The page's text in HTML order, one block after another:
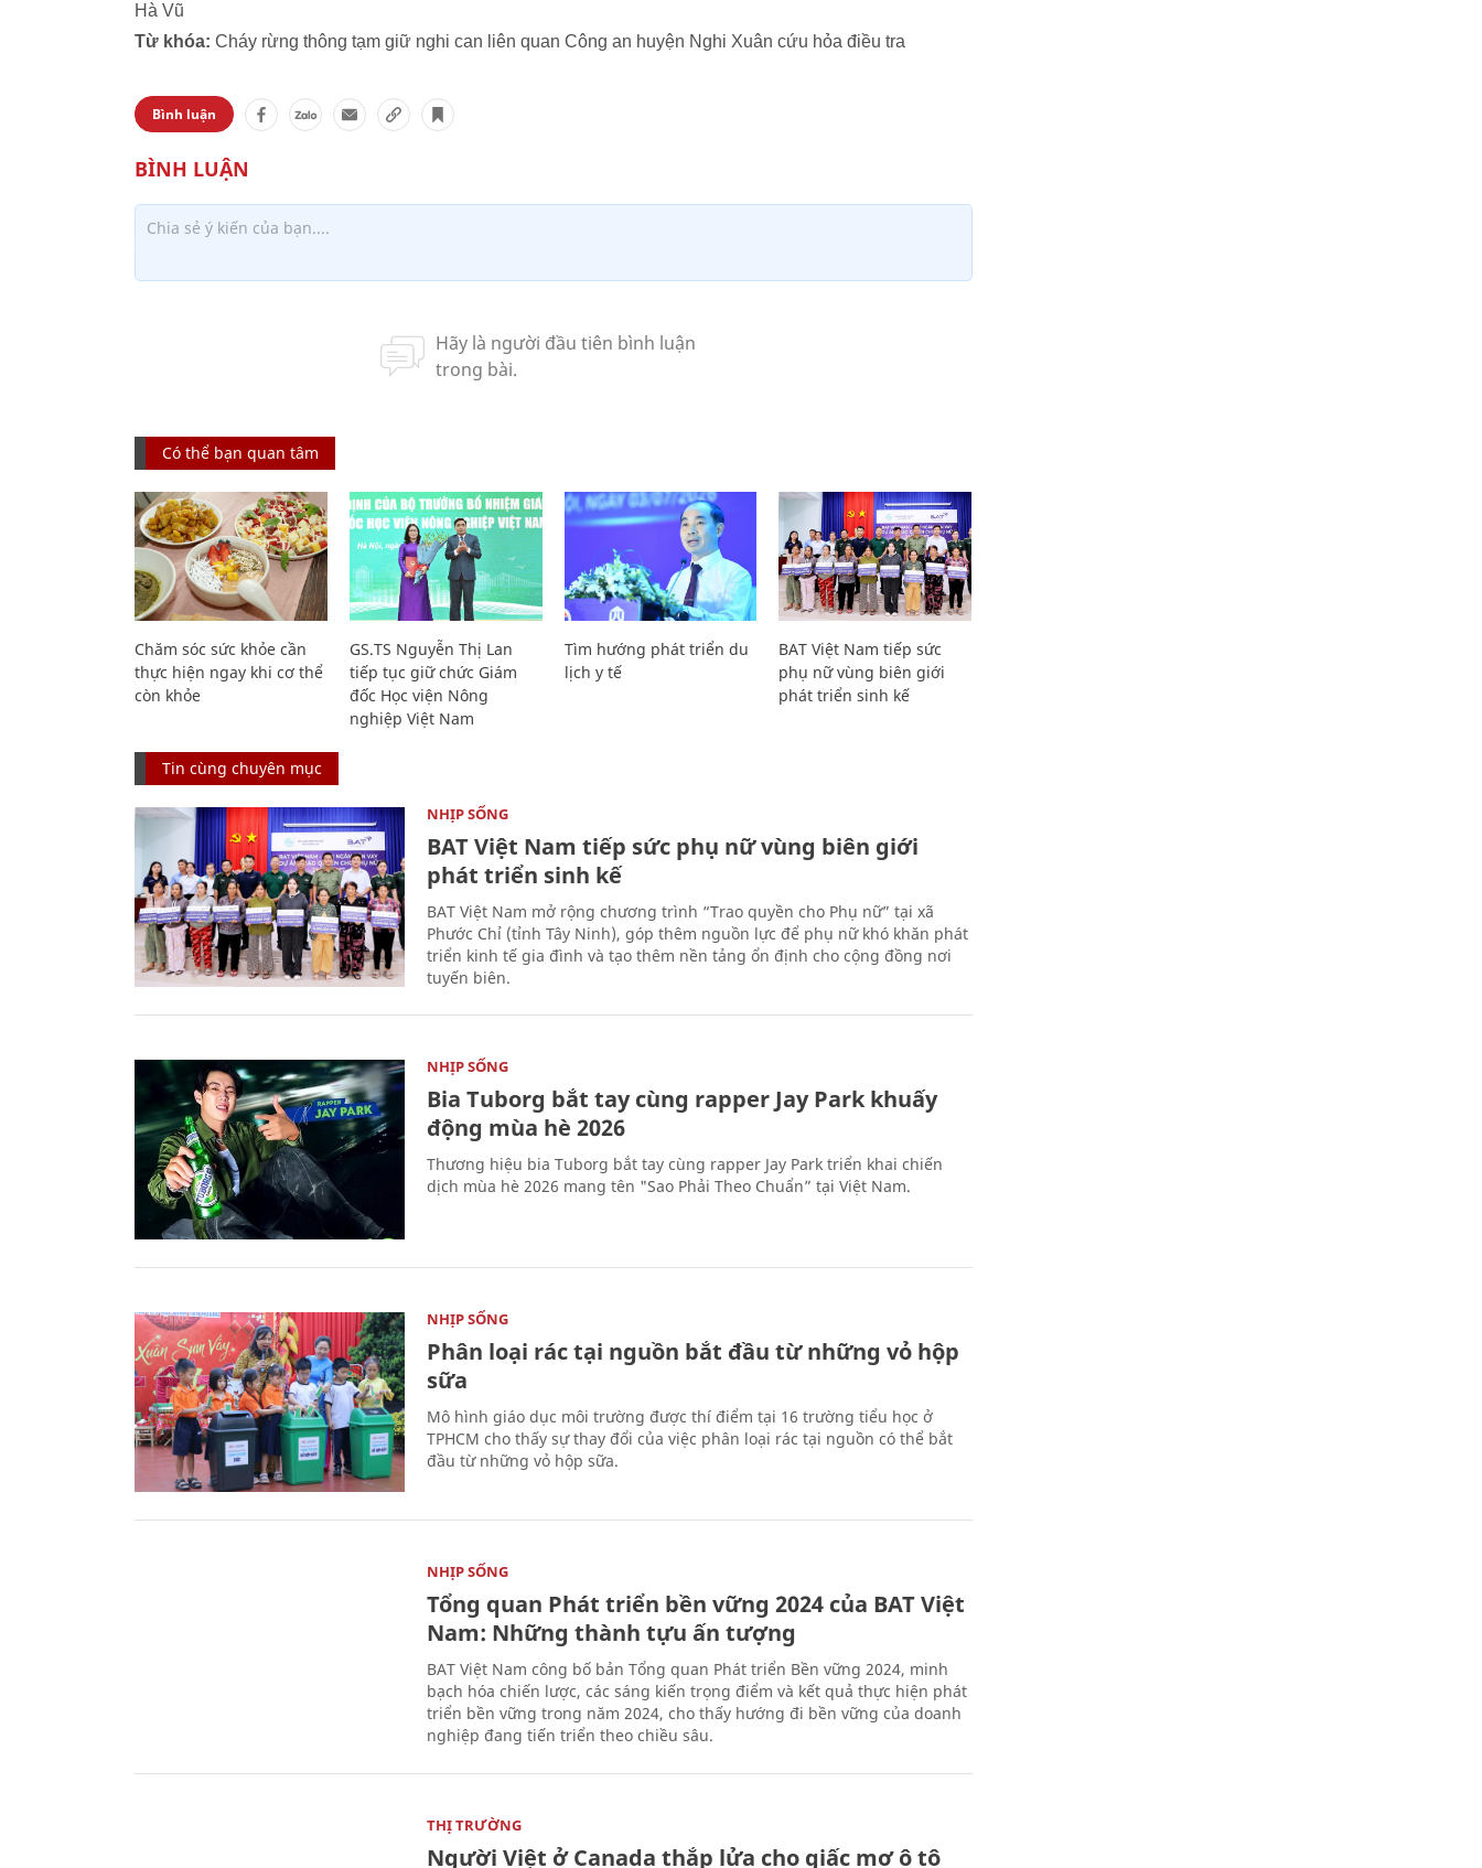
Hà Vũ
Từ khóa: Cháy rừng thông tạm giữ nghi can liên quan Công an huyện Nghi Xuân cứu hỏa điều tra
Bình luận
Có thể bạn quan tâm
Chăm sóc sức khỏe cần
thực hiện ngay khi cơ thể
còn khỏe
GS.TS Nguyễn Thị Lan
tiếp tục giữ chức Giám
đốc Học viện Nông
nghiệp Việt Nam
Tìm hướng phát triển du
lịch y tế
BAT Việt Nam tiếp sức
phụ nữ vùng biên giới
phát triển sinh kế
Tin cùng chuyên mục
NHỊP SỐNG
BAT Việt Nam tiếp sức phụ nữ vùng biên giới
phát triển sinh kế
BAT Việt Nam mở rộng chương trình “Trao quyền cho Phụ nữ” tại xã
Phước Chỉ (tỉnh Tây Ninh), góp thêm nguồn lực để phụ nữ khó khăn phát
triển kinh tế gia đình và tạo thêm nền tảng ổn định cho cộng đồng nơi
tuyến biên.
NHỊP SỐNG
Bia Tuborg bắt tay cùng rapper Jay Park khuấy
động mùa hè 2026
Thương hiệu bia Tuborg bắt tay cùng rapper Jay Park triển khai chiến
dịch mùa hè 2026 mang tên "Sao Phải Theo Chuẩn” tại Việt Nam.
NHỊP SỐNG
Phân loại rác tại nguồn bắt đầu từ những vỏ hộp
sữa
Mô hình giáo dục môi trường được thí điểm tại 16 trường tiểu học ở
TPHCM cho thấy sự thay đổi của việc phân loại rác tại nguồn có thể bắt
đầu từ những vỏ hộp sữa.
NHỊP SỐNG
Tổng quan Phát triển bền vững 2024 của BAT Việt
Nam: Những thành tựu ấn tượng
BAT Việt Nam công bố bản Tổng quan Phát triển Bền vững 2024, minh
bạch hóa chiến lược, các sáng kiến trọng điểm và kết quả thực hiện phát
triển bền vững trong năm 2024, cho thấy hướng đi bền vững của doanh
nghiệp đang tiến triển theo chiều sâu.
THỊ TRƯỜNG
Người Việt ở Canada thắp lửa cho giấc mơ ô tô